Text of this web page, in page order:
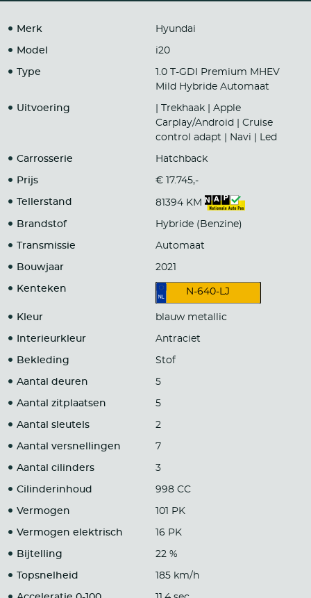
Merk Hyundai
Model i20
Type
1.0 T-GDI Premium MHEV
Mild Hybride Automaat
Uitvoering
| Trekhaak | Apple
Carplay/Android | Cruise
control adapt | Navi | Led
Carrosserie Hatchback
Prijs € 17.745,-
Tellerstand 81394 KM
Brandstof Hybride (Benzine)
Transmissie Automaat
Bouwjaar 2021
Kenteken N-640-LJ
Kleur blauw metallic
Interieurkleur Antraciet
Bekleding Stof
Aantal deuren 5
Aantal zitplaatsen 5
Aantal sleutels 2
Aantal versnellingen 7
Aantal cilinders 3
Cilinderinhoud 998 CC
Vermogen 101 PK
Vermogen elektrisch 16 PK
Bijtelling 22 %
Topsnelheid 185 km/h